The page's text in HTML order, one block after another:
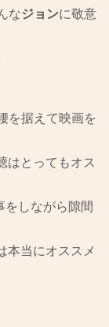
なジョンに敬意
を据えて映画を
はとってもオス
をしながら隙間
本当にオススメ